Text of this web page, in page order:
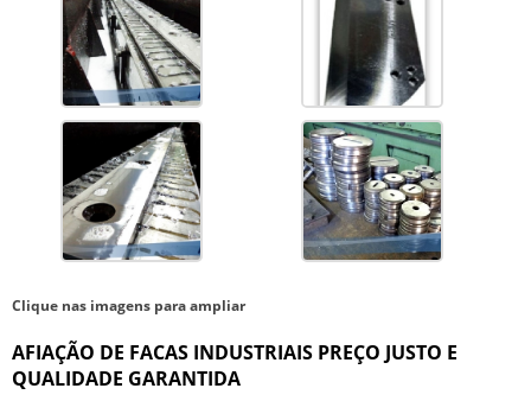
Clique nas imagens para ampliar
AFIAÇÃO DE FACAS INDUSTRIAIS PREÇO JUSTO E
QUALIDADE GARANTIDA